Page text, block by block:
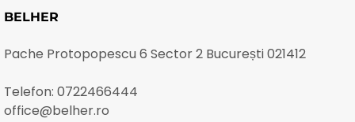
BELHER
Pache Protopopescu 6 Sector 2 București 021412
Telefon: 0722466444
office@belher.ro